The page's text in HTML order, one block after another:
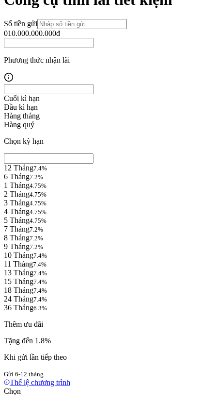
Số tiền gửi
010.000.000.000đ
Phương thức nhận lãi
Cuối kì hạn
Đầu kì hạn
Hàng tháng
Hàng quý
Chọn kỳ hạn
12 Tháng7.4%
6 Tháng7.2%
1 Tháng4.75%
2 Tháng4.75%
3 Tháng4.75%
4 Tháng4.75%
5 Tháng4.75%
7 Tháng7.2%
8 Tháng7.2%
9 Tháng7.2%
10 Tháng7.4%
11 Tháng7.4%
13 Tháng7.4%
15 Tháng7.4%
18 Tháng7.4%
24 Tháng7.4%
36 Tháng6.3%
Thêm ưu đãi
Tặng đến 1.8%
Khi gửi lần tiếp theo
Gửi 6-12 tháng
Thể lệ chương trình
Chọn